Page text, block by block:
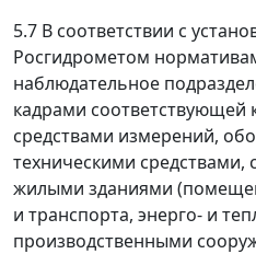
5.7 В соответствии с
Росгидрометом
наблюдательное
кадрами соответствующей
средствами измерений,
техническими
жилыми зданиями
и транспорта, энерго- и
производственными